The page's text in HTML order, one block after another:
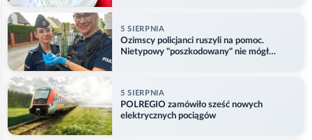
5 SIERPNIA
Ozimscy policjanci ruszyli na pomoc.
Nietypowy "poszkodowany" nie mógł
5 SIERPNIA
POLREGIO zamówiło sześć nowych
elektrycznych pociągów